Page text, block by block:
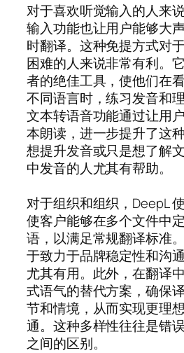
对于喜欢听觉输入的人来
输入功能也让用户能够大
时翻译。这种免提方式对
困难的人来说非常有利。
者的绝佳工具，使他们在
不同语言时，练习发音和
文本转语音功能通过让用
本朗读，进一步提升了这
想提升发音或只是想了解
中发音的人尤其有帮助。
对于组织和组织，DeepL
使客户能够在多个文件中
语，以满足常规翻译标准
于致力于品牌稳定性和沟
尤其有用。此外，在翻译
式语气的替代方案，确保
节和情境，从而实现更理
通。这种多样性往往是错
之间的区别。